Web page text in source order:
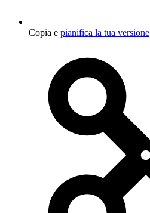
Copia e pianifica la tua versione